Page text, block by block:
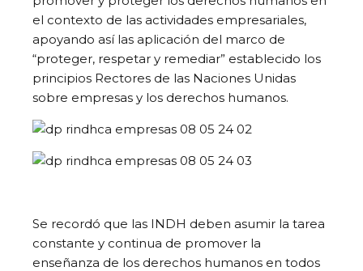
el contexto de las actividades empresariales,
apoyando así las aplicación del marco de
“proteger, respetar y remediar” establecido los
principios Rectores de las Naciones Unidas
sobre empresas y los derechos humanos.
Se recordó que las INDH deben asumir la tarea
constante y continua de promover la
enseñanza de los derechos humanos en todos